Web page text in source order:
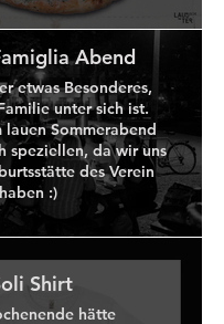
Abend
etwas Besonderes,
unter sich ist.
lauen Sommerabend
speziellen, da wir uns
des Verein
:)
Shirt
hätte